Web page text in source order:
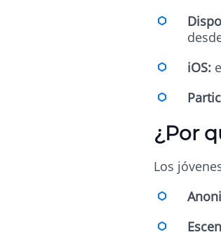
iOS:
¿Por
Los